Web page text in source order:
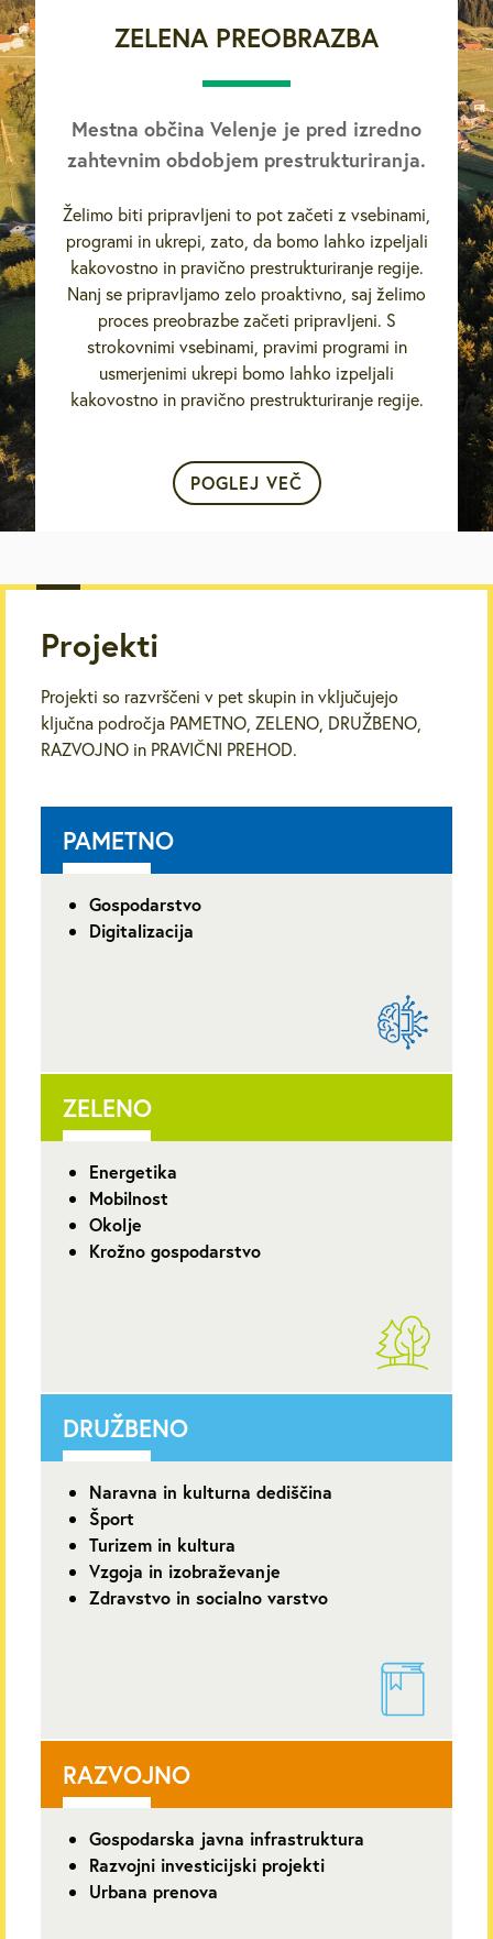
ZELENA PREOBRAZBA
Mestna občina Velenje je pred izredno
zahtevnim obdobjem prestrukturiranja.
Želimo biti pripravljeni to pot začeti z vsebinami,
programi in ukrepi, zato, da bomo lahko izpeljali
kakovostno in pravično prestrukturiranje regije.
Nanj se pripravljamo zelo proaktivno, saj želimo
proces preobrazbe začeti pripravljeni. S
strokovnimi vsebinami, pravimi programi in
usmerjenimi ukrepi bomo lahko izpeljali
kakovostno in pravično prestrukturiranje regije.
POGLEJ VEČ
Projekti
Projekti so razvrščeni v pet skupin in vključujejo
ključna področja PAMETNO, ZELENO, DRUŽBENO,
RAZVOJNO in PRAVIČNI PREHOD.
PAMETNO
Gospodarstvo
Digitalizacija
ZELENO
Energetika
Mobilnost
Okolje
Krožno gospodarstvo
DRUŽBENO
Naravna in kulturna dediščina
Šport
Turizem in kultura
Vzgoja in izobraževanje
Zdravstvo in socialno varstvo
RAZVOJNO
Gospodarska javna infrastruktura
Razvojni investicijski projekti
Urbana prenova